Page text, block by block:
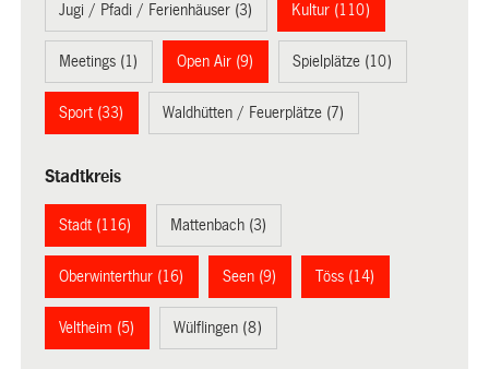
Jugi / Pfadi / Ferienhäuser (3) Kultur (110)
Meetings (1) Open Air (9) Spielplätze (10)
Sport (33) Waldhütten / Feuerplätze (7)
Stadtkreis
Stadt (116) Mattenbach (3)
Oberwinterthur (16) Seen (9) Töss (14)
Veltheim (5) Wülflingen (8)